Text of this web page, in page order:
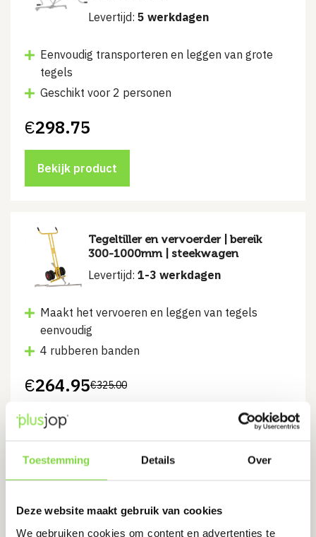
Toestemming Details Over
Deze website maakt gebruik van cookies
We gebruiken cookies om content en advertenties te
Levertijd: 5 werkdagen
Eenvoudig transporteren en leggen van grote
tegels
Geschikt voor 2 personen
€298.75
Bekijk product
Tegeltiller en vervoerder | bereik
300-1000mm | steekwagen
Levertijd: 1-3 werkdagen
Maakt het vervoeren en leggen van tegels
eenvoudig
4 rubberen banden
€325.00
Oorspronkelijke
was:
€325.00.
€264.95
Huidige
is:
€264.95.
Bekijk product
Misschien kunt u dit ook gebruiken